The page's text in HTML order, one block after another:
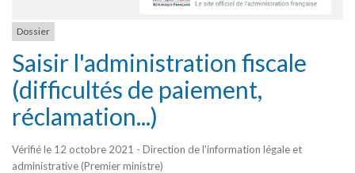
Dossier
Saisir l'administration fiscale
(difficultés de paiement,
réclamation...)
Vérifié le 12 octobre 2021 - Direction de l'information légale et
administrative (Premier ministre)